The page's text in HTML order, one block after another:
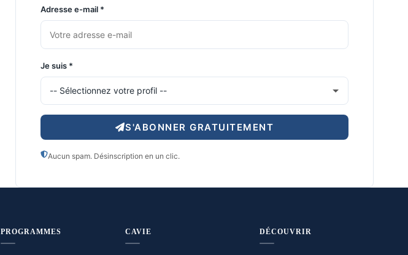
Adresse e-mail *
Je suis *
S'ABONNER GRATUITEMENT
Aucun spam. Désinscription en un clic.
PROGRAMMES CAVIE DÉCOUVRIR